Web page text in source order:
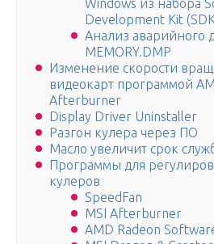
Windows из набора
Development Kit
Анализ аварийного
MEMORY.DMP
Изменение скорости
видеокарт программой
Afterburner
Display Driver Uninstaller
Разгон кулера через ПО
Масло увеличит срок
Программы для
кулеров
SpeedFan
MSI Afterburner
AMD Radeon